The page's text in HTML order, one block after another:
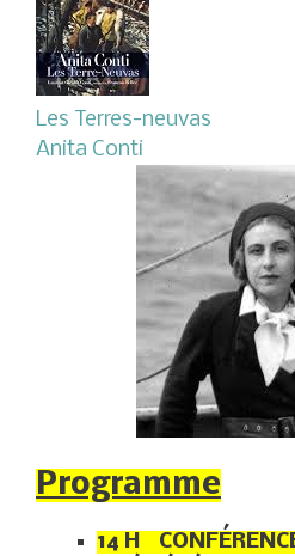
Les Terres-neuvas
Anita Conti
Programme
14 H